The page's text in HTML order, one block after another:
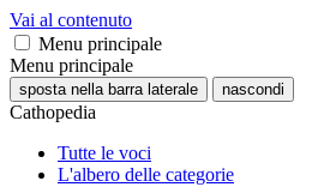
Vai al contenuto
Menu principale
Menu principale
sposta nella barra laterale nascondi
Cathopedia
Tutte le voci
L'albero delle categorie